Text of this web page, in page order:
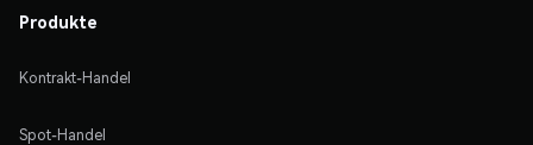
Produkte
Kontrakt-Handel
Spot-Handel